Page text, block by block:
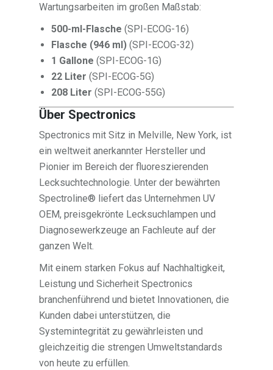
Wartungsarbeiten im großen Maßstab:
500-ml-Flasche (SPI-ECOG-16)
Flasche (946 ml) (SPI-ECOG-32)
1 Gallone (SPI-ECOG-1G)
22 Liter (SPI-ECOG-5G)
208 Liter (SPI-ECOG-55G)
Über Spectronics
Spectronics mit Sitz in Melville, New York, ist
ein weltweit anerkannter Hersteller und
Pionier im Bereich der fluoreszierenden
Lecksuchtechnologie. Unter der bewährten
Spectroline® liefert das Unternehmen UV
OEM, preisgekrönte Lecksuchlampen und
Diagnosewerkzeuge an Fachleute auf der
ganzen Welt.
Mit einem starken Fokus auf Nachhaltigkeit,
Leistung und Sicherheit Spectronics
branchenführend und bietet Innovationen, die
Kunden dabei unterstützen, die
Systemintegrität zu gewährleisten und
gleichzeitig die strengen Umweltstandards
von heute zu erfüllen.